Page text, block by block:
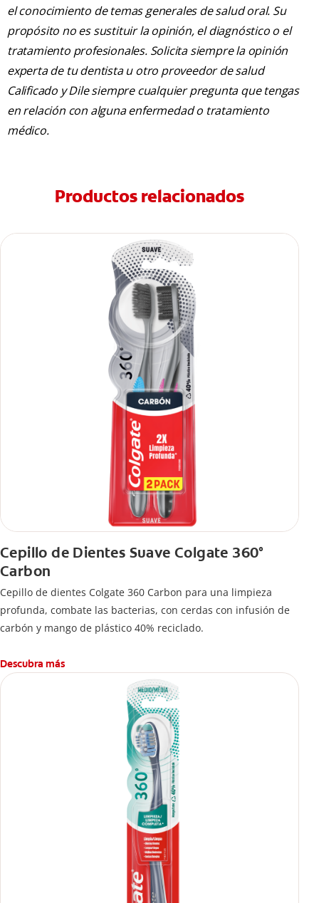
el conocimiento de temas generales de salud oral. Su
propósito no es sustituir la opinión, el diagnóstico o el
tratamiento profesionales. Solicita siempre la opinión
experta de tu dentista u otro proveedor de salud
Calificado y Dile siempre cualquier pregunta que tengas
en relación con alguna enfermedad o tratamiento
médico.
Productos relacionados
Cepillo de Dientes Suave Colgate 360°
Carbon
Cepillo de dientes Colgate 360 ​​Carbon para una limpieza
profunda, combate las bacterias, con cerdas con infusión de
carbón y mango de plástico 40% reciclado.
Descubra más